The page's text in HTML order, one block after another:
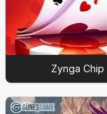
Zynga Chip